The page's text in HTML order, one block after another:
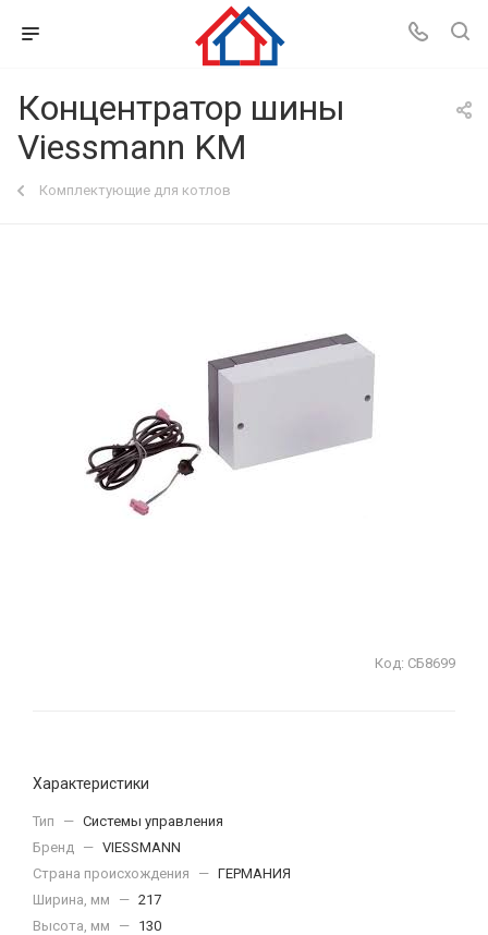
Концентратор шины
Viessmann KM
Комплектующие для котлов
Код: СБ8699
Характеристики
Тип — Системы управления
Бренд — VIESSMANN
Страна происхождения
— ГЕРМАНИЯ
Ширина, мм
— 217
Высота, мм
— 130